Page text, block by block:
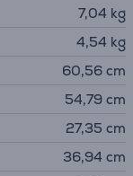
7,04 kg
4,54 kg
60,56 cm
54,79 cm
27,35 cm
36,94 cm